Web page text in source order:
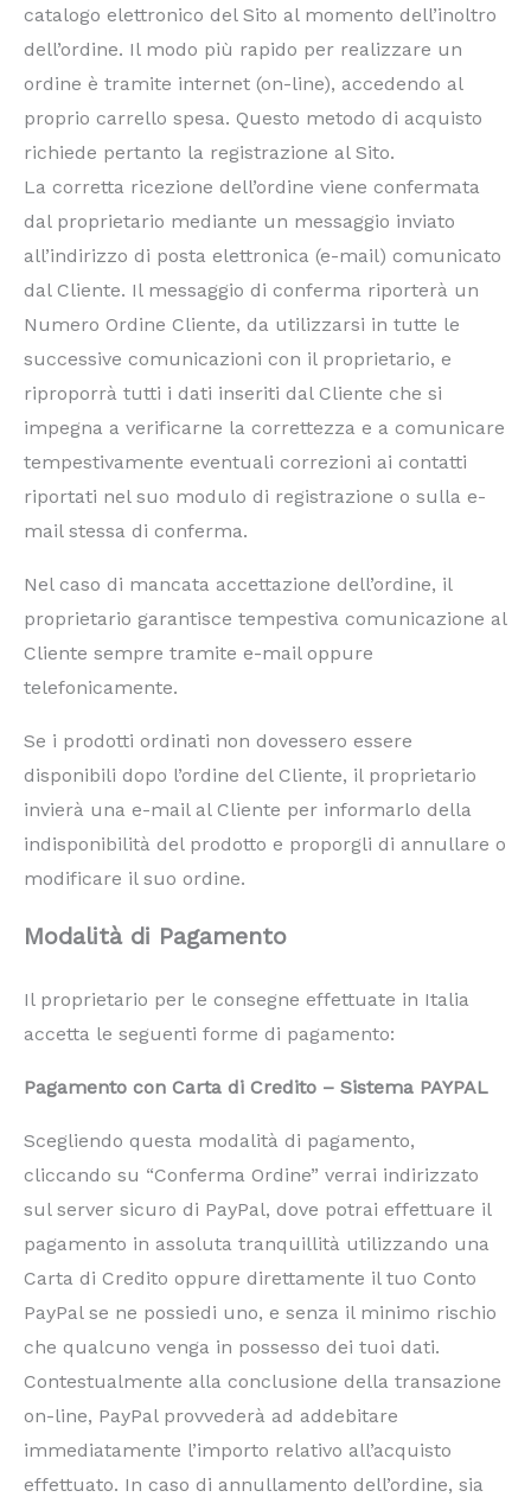
catalogo elettronico del Sito al momento dell’inoltro
dell’ordine. Il modo più rapido per realizzare un
ordine è tramite internet (on-line), accedendo al
proprio carrello spesa. Questo metodo di acquisto
richiede pertanto la registrazione al Sito.
La corretta ricezione dell’ordine viene confermata
dal proprietario mediante un messaggio inviato
all’indirizzo di posta elettronica (e-mail) comunicato
dal Cliente. Il messaggio di conferma riporterà un
Numero Ordine Cliente, da utilizzarsi in tutte le
successive comunicazioni con il proprietario, e
riproporrà tutti i dati inseriti dal Cliente che si
impegna a verificarne la correttezza e a comunicare
tempestivamente eventuali correzioni ai contatti
riportati nel suo modulo di registrazione o sulla e-
mail stessa di conferma.
Nel caso di mancata accettazione dell’ordine, il
proprietario garantisce tempestiva comunicazione al
Cliente sempre tramite e-mail oppure
telefonicamente.
Se i prodotti ordinati non dovessero essere
disponibili dopo l’ordine del Cliente, il proprietario
invierà una e-mail al Cliente per informarlo della
indisponibilità del prodotto e proporgli di annullare o
modificare il suo ordine.
Modalità di Pagamento
Il proprietario per le consegne effettuate in Italia
accetta le seguenti forme di pagamento:
Pagamento con Carta di Credito – Sistema PAYPAL
Scegliendo questa modalità di pagamento,
cliccando su “Conferma Ordine” verrai indirizzato
sul server sicuro di PayPal, dove potrai effettuare il
pagamento in assoluta tranquillità utilizzando una
Carta di Credito oppure direttamente il tuo Conto
PayPal se ne possiedi uno, e senza il minimo rischio
che qualcuno venga in possesso dei tuoi dati.
Contestualmente alla conclusione della transazione
on-line, PayPal provvederà ad addebitare
immediatamente l’importo relativo all’acquisto
effettuato. In caso di annullamento dell’ordine, sia